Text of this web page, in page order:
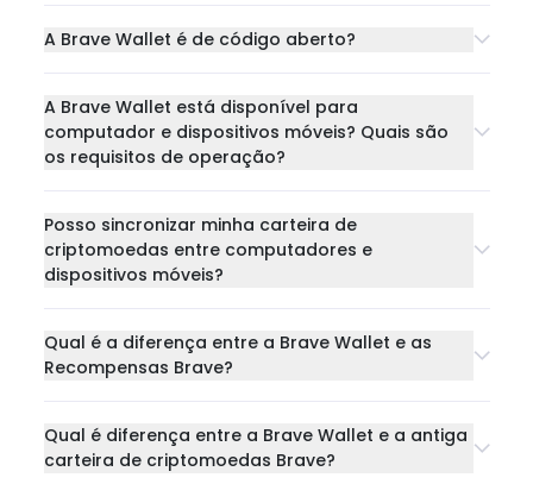
A Brave Wallet é de código aberto?
A Brave Wallet está disponível para
computador e dispositivos móveis? Quais são
os requisitos de operação?
Posso sincronizar minha carteira de
criptomoedas entre computadores e
dispositivos móveis?
Qual é a diferença entre a Brave Wallet e as
Recompensas Brave?
Qual é diferença entre a Brave Wallet e a antiga
carteira de criptomoedas Brave?